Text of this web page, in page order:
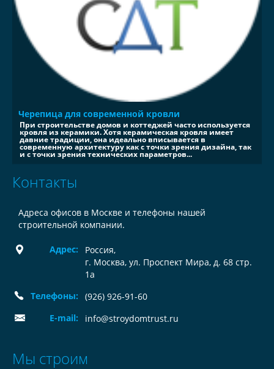
Черепица для современной кровли
При строительстве домов и коттеджей часто используется
кровля из керамики. Хотя керамическая кровля имеет
давние традиции, она идеально вписывается в
современную архитектуру как с точки зрения дизайна, так
и с точки зрения технических параметров...
Контакты
Адреса офисов в Москве и телефоны нашей
строительной компании.
Адрес: Россия,
г. Москва, ул. Проспект Мира, д. 68 стр.
1а
Телефоны:
(926) 926-91-60
E-mail:
info@stroydomtrust.ru
Мы строим